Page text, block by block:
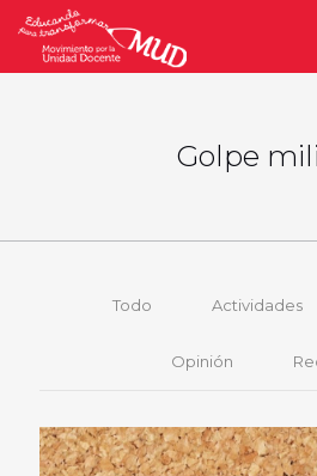
Golpe
Todo Actividades
Opinión